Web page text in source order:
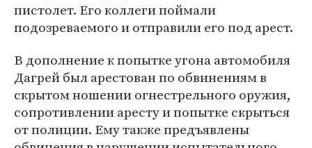
пистолет. Его коллеги поймали
подозреваемого и отправили его под арест.
В дополнение к попытке угона автомобиля
Дагрей был арестован по обвинениям в
скрытом ношении огнестрельного оружия,
сопротивлении аресту и попытке скрыться
от полиции. Ему также предъявлены